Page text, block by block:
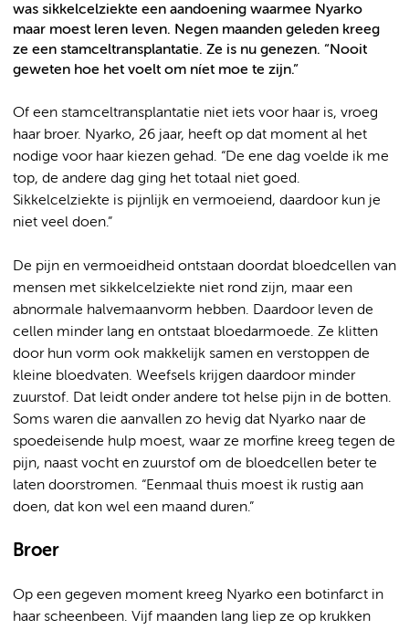
was sikkelcelziekte een aandoening waarmee Nyarko
maar moest leren leven. Negen maanden geleden kreeg
ze een stamceltransplantatie. Ze is nu genezen. “Nooit
geweten hoe het voelt om níet moe te zijn.”
Of een stamceltransplantatie niet iets voor haar is, vroeg
haar broer. Nyarko, 26 jaar, heeft op dat moment al het
nodige voor haar kiezen gehad. “De ene dag voelde ik me
top, de andere dag ging het totaal niet goed.
Sikkelcelziekte is pijnlijk en vermoeiend, daardoor kun je
niet veel doen.”
De pijn en vermoeidheid ontstaan doordat bloedcellen van
mensen met sikkelcelziekte niet rond zijn, maar een
abnormale halvemaanvorm hebben. Daardoor leven de
cellen minder lang en ontstaat bloedarmoede. Ze klitten
door hun vorm ook makkelijk samen en verstoppen de
kleine bloedvaten. Weefsels krijgen daardoor minder
zuurstof. Dat leidt onder andere tot helse pijn in de botten.
Soms waren die aanvallen zo hevig dat Nyarko naar de
spoedeisende hulp moest, waar ze morfine kreeg tegen de
pijn, naast vocht en zuurstof om de bloedcellen beter te
laten doorstromen. “Eenmaal thuis moest ik rustig aan
doen, dat kon wel een maand duren.”
Broer
Op een gegeven moment kreeg Nyarko een botinfarct in
haar scheenbeen. Vijf maanden lang liep ze op krukken